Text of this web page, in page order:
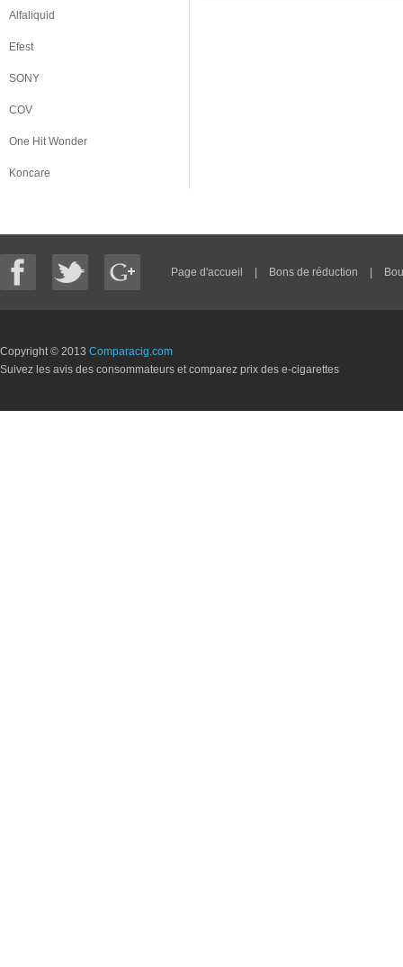
Alfaliquid
Efest
SONY
COV
One Hit Wonder
Koncare
Page d'accueil Bons de réduction
Copyright © 2013 Comparacig.com
Suivez les avis des consommateurs et comparez prix des e-cigarettes